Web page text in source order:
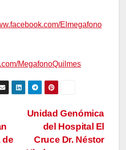
Elmegafono
MegafonoQuilmes
Unidad Genómica
del Hospital El
Cruce Dr. Néstor
de